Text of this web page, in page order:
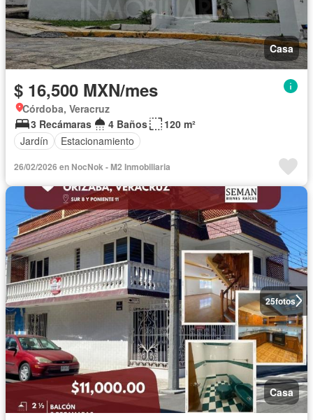
Casa
$ 16,500 MXN/mes
Córdoba, Veracruz
3 Recámaras
4 Baños
120 m²
Jardín
Estacionamiento
26/02/2026 en NocNok - M2 Inmobiliaria
25fotos
Casa